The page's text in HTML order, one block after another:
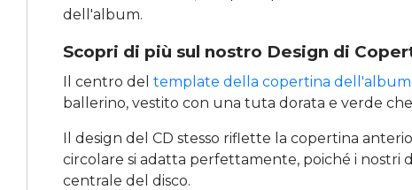
dell'album.
Scopri di più sul nostro Design di
Il centro del template della copertina dell'album
ballerino, vestito con una tuta dorata e verde
Il design del CD stesso riflette la copertina
circolare si adatta perfettamente, poiché i nostri
centrale del disco.